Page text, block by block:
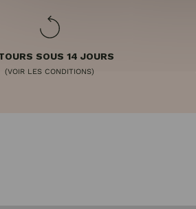
SOUS 14 JOURS
(VOIR LES CONDITIONS)